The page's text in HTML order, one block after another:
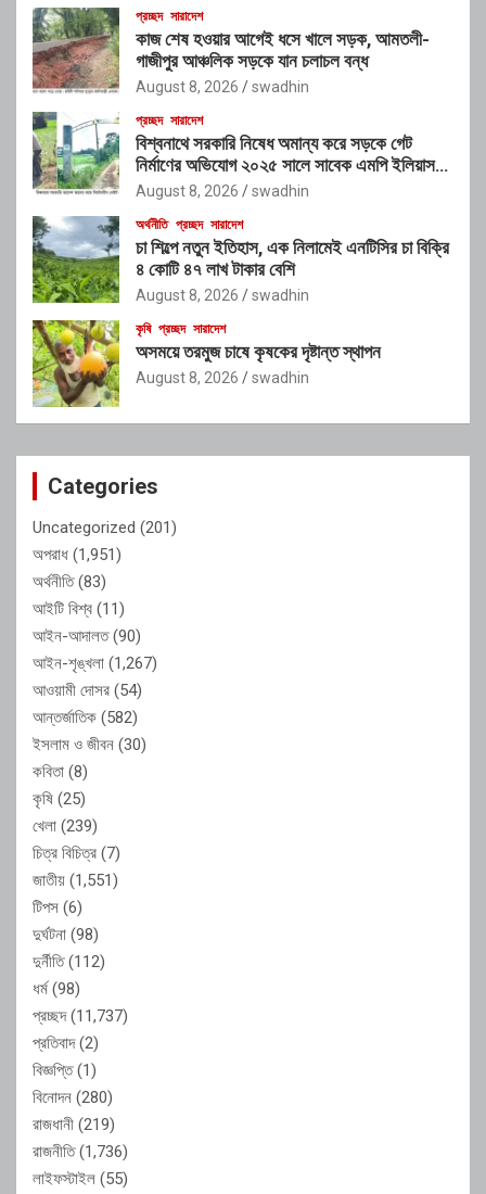
প্রচ্ছদ সারাদেশ
কাজ শেষ হওয়ার আগেই ধসে খালে সড়ক, আমতলী-
গাজীপুর আঞ্চলিক সড়কে যান চলাচল বন্ধ
August 8, 2026 swadhin
প্রচ্ছদ সারাদেশ
বিশ্বনাথে সরকারি নিষেধ অমান্য করে সড়কে গেট
নির্মাণের অভিযোগ ২০২৫ সালে সাবেক এমপি ইলিয়াস
আলীর নামে নামফলক স্থাপনের অভিযোগ
August 8, 2026 swadhin
অর্থনীতি প্রচ্ছদ সারাদেশ
চা শিল্পে নতুন ইতিহাস, এক নিলামেই এনটিসির চা বিক্রি
৪ কোটি ৪৭ লাখ টাকার বেশি
August 8, 2026 swadhin
কৃষি প্রচ্ছদ সারাদেশ
অসময়ে তরমুজ চাষে কৃষকের দৃষ্টান্ত স্থাপন
August 8, 2026 swadhin
Categories
Uncategorized (201)
অপরাধ (1,951)
অর্থনীতি(83)
আইটি বিশ্ব (11)
আইন-আদালত(90)
আইন-শৃঙ্খলা (1,267)
আওয়ামী দোসর (54)
আন্তর্জাতিক (582)
ইসলাম ও জীবন (30)
কবিতা (8)
কৃষি (25)
খেলা (239)
চিত্র বিচিত্র (7)
জাতীয় (1,551)
টিপস (6)
দুর্ঘটনা (98)
দুর্নীতি(112)
ধর্ম(98)
প্রচ্ছদ(11,737)
প্রতিবাদ(2)
বিজ্ঞপ্তি(1)
বিনোদন (280)
রাজধানী (219)
রাজনীতি(1,736)
লাইফস্টাইল (55)